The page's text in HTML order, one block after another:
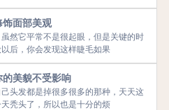
面部美观
然它平常不是很起眼，但是关键的时
后，你会发现这样睫毛如果
美貌不受影响
头发都是掉很多很多的那种，天天这
秃头了，所以也是十分的烦